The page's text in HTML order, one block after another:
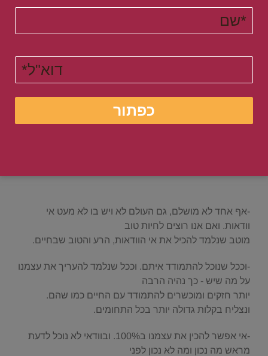
את דפוסי החשיבה השליליים, המעוררים את החרדה
ופוגעים בביטחון העצמי. ולפתח חשיבה נכונה ומציאותית.
לחצו על הלינק וגלו איך לפתח את חשיבה נכונה החיובית
.
איך לפתור את הפרפקציוניזם
ולהצליח בגדול
-אף אחד לא מושלם, גם העולם לא ויש בו לא מעט אי
וודאות. ואם אנו רוצים לחיות טוב
מוטב שנלמד להכיל את אי הוודאות, הרע והטוב שבחיים.
-וככל שנוכל להתמודד איתם. וככל שנלמד להעריך את עצמנו
על מה שיש - כך נהיה הרבה
יותר חזקים ומוכשרים להתמודד עם החיים כמו שהם.
ונצליח בקלות גדולה יותר בכל התחומים.
-אי אפשר להכין את עצמנו ב100%. ובוודאי לא נוכל לדעת
מראש מה נכון ומה לא נכון לפני